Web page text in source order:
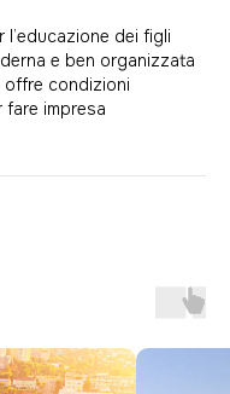
dei figli
e ben organizzata
offre condizioni
fare impresa